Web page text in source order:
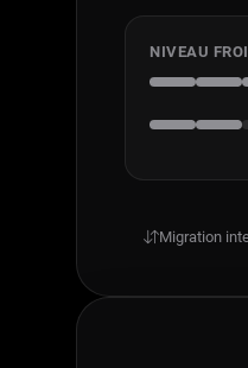
NIVEAU
Migration